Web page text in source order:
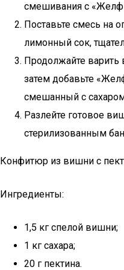
смешивания с
Поставьте смесь на
лимонный сок,
Продолжайте
затем добавьте
смешанный с
Разлейте готовое
стерилизованным
Конфитюр из вишни с
Ингредиенты:
1,5 кг спелой вишни;
1 кг сахара;
20 г пектина.